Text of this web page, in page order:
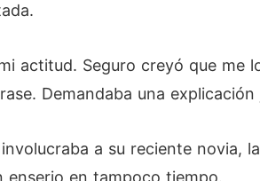
actitud. Seguro creyó que me
Demandaba una explicación
a su reciente novia,
enserio en tampoco tiempo.